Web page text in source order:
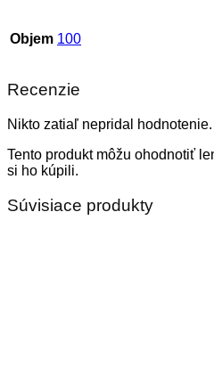
Objem 100
Recenzie
Nikto zatiaľ nepridal hodnotenie.
Tento produkt môžu ohodnotiť
si ho kúpili.
Súvisiace produkty